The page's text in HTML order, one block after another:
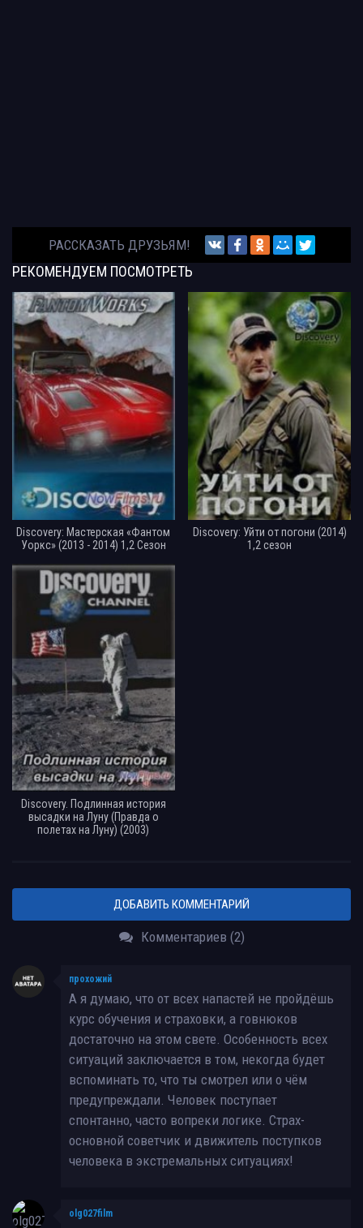
РАССКАЗАТЬ ДРУЗЬЯМ!
РЕКОМЕНДУЕМ ПОСМОТРЕТЬ
Discovery: Мастерская «Фантом
Уоркс» (2013 - 2014) 1,2 Сезон
Discovery: Уйти от погони (2014)
1,2 сезон
Discovery. Подлинная история
высадки на Луну (Правда о
полетах на Луну) (2003)
ДОБАВИТЬ КОММЕНТАРИЙ
Комментариев (2)
прохожий
А я думаю, что от всех напастей не пройдёшь
курс обучения и страховки, а говнюков
достаточно на этом свете. Особенность всех
ситуаций заключается в том, некогда будет
вспоминать то, что ты смотрел или о чём
предупреждали. Человек поступает
спонтанно, часто вопреки логике. Страх-
основной советчик и движитель поступков
человека в экстремальных ситуациях!
olg027film